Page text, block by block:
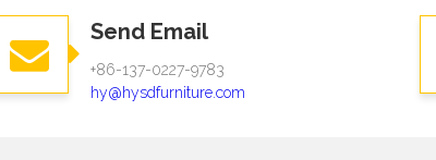
Send Email
+86-137-0227-9783
hy@hysdfurniture.com